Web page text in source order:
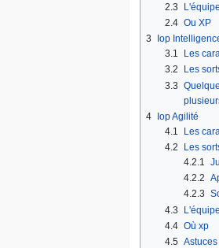
2.3
2.4 Ou XP
3
Iop
3.1
Les
3.2
Les
3.3
4 Iop Agilité
4.1
Les
4.2
Les
4.2.1
4.2.2
4.2.3
4.3
4.4 Où xp
4.5